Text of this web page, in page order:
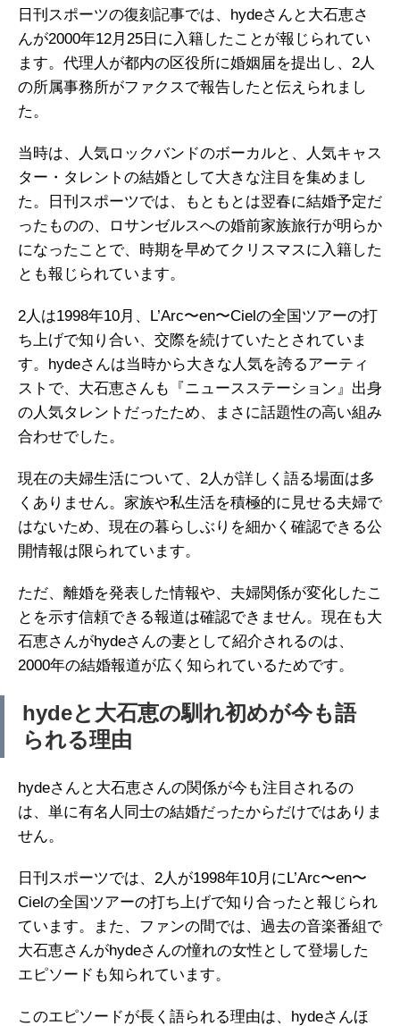
日刊スポーツの復刻記事では、hydeさんと大石恵さ
んが2000年12月25日に入籍したことが報じられてい
ます。代理人が都内の区役所に婚姻届を提出し、2人
の所属事務所がファクスで報告したと伝えられまし
た。
当時は、人気ロックバンドのボーカルと、人気キャス
ター・タレントの結婚として大きな注目を集めまし
た。日刊スポーツでは、もともとは翌春に結婚予定だ
ったものの、ロサンゼルスへの婚前家族旅行が明らか
になったことで、時期を早めてクリスマスに入籍した
とも報じられています。
2人は1998年10月、L’Arc〜en〜Cielの全国ツアーの打
ち上げで知り合い、交際を続けていたとされていま
す。hydeさんは当時から大きな人気を誇るアーティ
ストで、大石恵さんも『ニュースステーション』出身
の人気タレントだったため、まさに話題性の高い組み
合わせでした。
現在の夫婦生活について、2人が詳しく語る場面は多
くありません。家族や私生活を積極的に見せる夫婦で
はないため、現在の暮らしぶりを細かく確認できる公
開情報は限られています。
ただ、離婚を発表した情報や、夫婦関係が変化したこ
とを示す信頼できる報道は確認できません。現在も大
石恵さんがhydeさんの妻として紹介されるのは、
2000年の結婚報道が広く知られているためです。
hydeと大石恵の馴れ初めが今も語
られる理由
hydeさんと大石恵さんの関係が今も注目されるの
は、単に有名人同士の結婚だったからだけではありま
せん。
日刊スポーツでは、2人が1998年10月にL’Arc〜en〜
Cielの全国ツアーの打ち上げで知り合ったと報じられ
ています。また、ファンの間では、過去の音楽番組で
大石恵さんがhydeさんの憧れの女性として登場した
エピソードも知られています。
このエピソードが長く語られる理由は、hydeさんほ